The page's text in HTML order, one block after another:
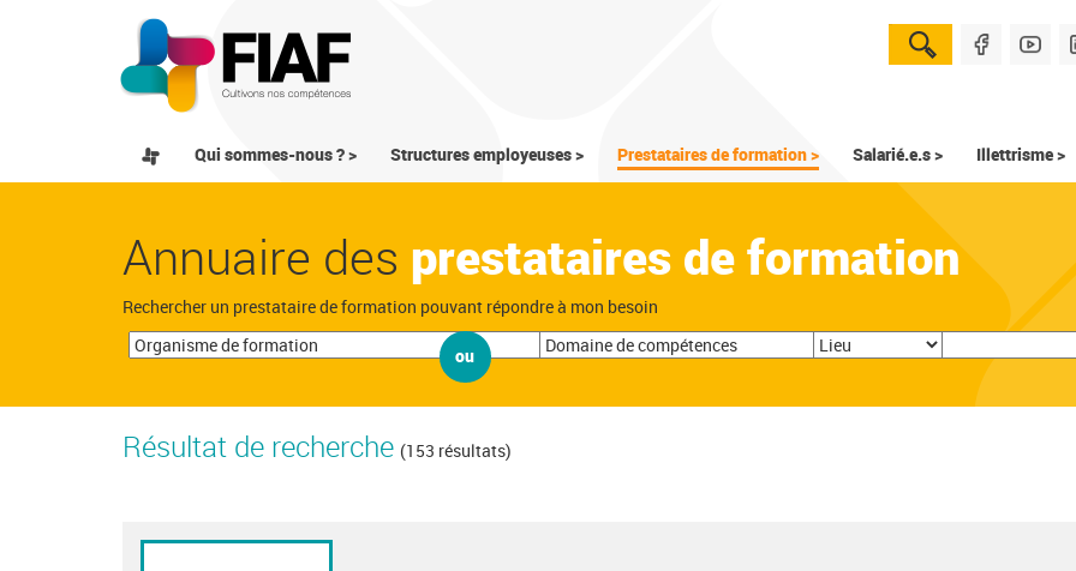
Qui sommes-nous ? > Structures employeuses > Prestataires de formation > Salarié.e.s > Illettrisme >
Annuaire des prestataires de formation
Rechercher un prestataire de formation pouvant répondre à mon besoin
ou
Résultat de recherche (153 résultats)